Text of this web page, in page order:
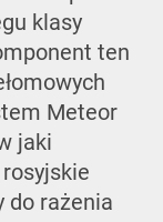
klasy
ten
Meteor
jaki
do rażenia